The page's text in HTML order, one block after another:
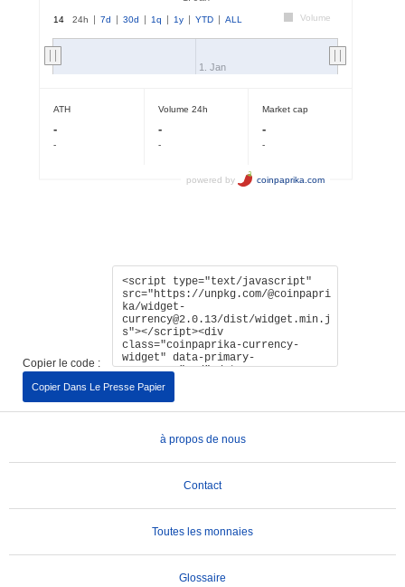
Copier le code :
Copier Dans Le Presse Papier
à propos de nous
Contact
Toutes les monnaies
Glossaire